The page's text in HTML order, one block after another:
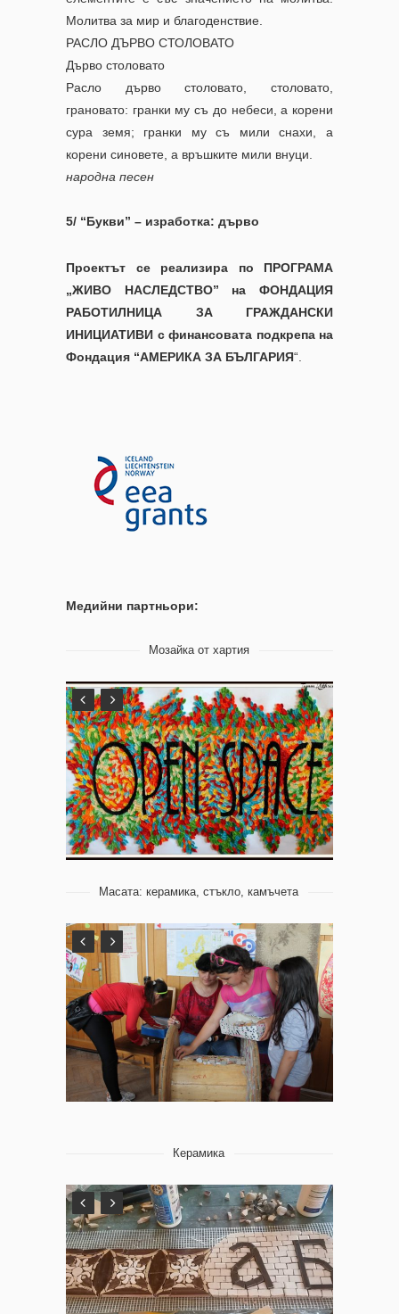
Молитва за мир и благоденствие.
РАСЛО ДЪРВО СТОЛОВАТО
Дърво столовато
Расло дърво столовато, столовато,
грановато: гранки му съ до небеси, а корени
сура земя; гранки му съ мили снахи, а
корени синовете, а връшките мили внуци.
народнa песен
5/ “Букви” – изработка: дърво
Проектът се реализира по ПРОГРАМА
„ЖИВО НАСЛЕДСТВО” на ФОНДАЦИЯ
РАБОТИЛНИЦА ЗА ГРАЖДАНСКИ
ИНИЦИАТИВИ с финансовата подкрепа на
Фондация “АМЕРИКА ЗА БЪЛГАРИЯ“.
Медийни партньори:
Мозайка от хартия
Масата: керамика, стъкло, камъчета
Керамика